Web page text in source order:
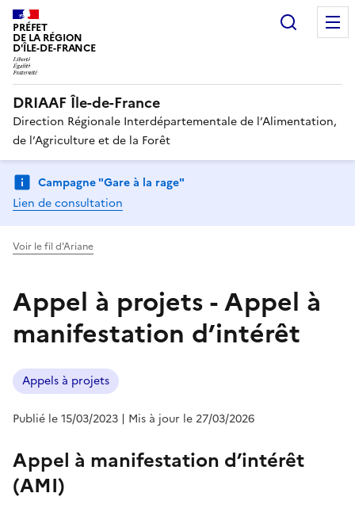
PRÉFET
DE LA RÉGION
D'ÎLE-DE-FRANCE
DRIAAF Île-de-France
Direction Régionale Interdépartementale de l’Alimentation,
de l’Agriculture et de la Forêt
Campagne "Gare à la rage"
Lien de consultation
Voir le fil d'Ariane
Appel à projets - Appel à
manifestation d’intérêt
Appels à projets
Publié le 15/03/2023 | Mis à jour le 27/03/2026
Appel à manifestation d’intérêt
(AMI)